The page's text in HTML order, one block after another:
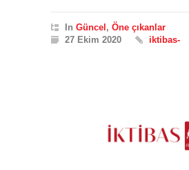
In Güncel, Öne çıkanlar
27 Ekim 2020
iktibas-